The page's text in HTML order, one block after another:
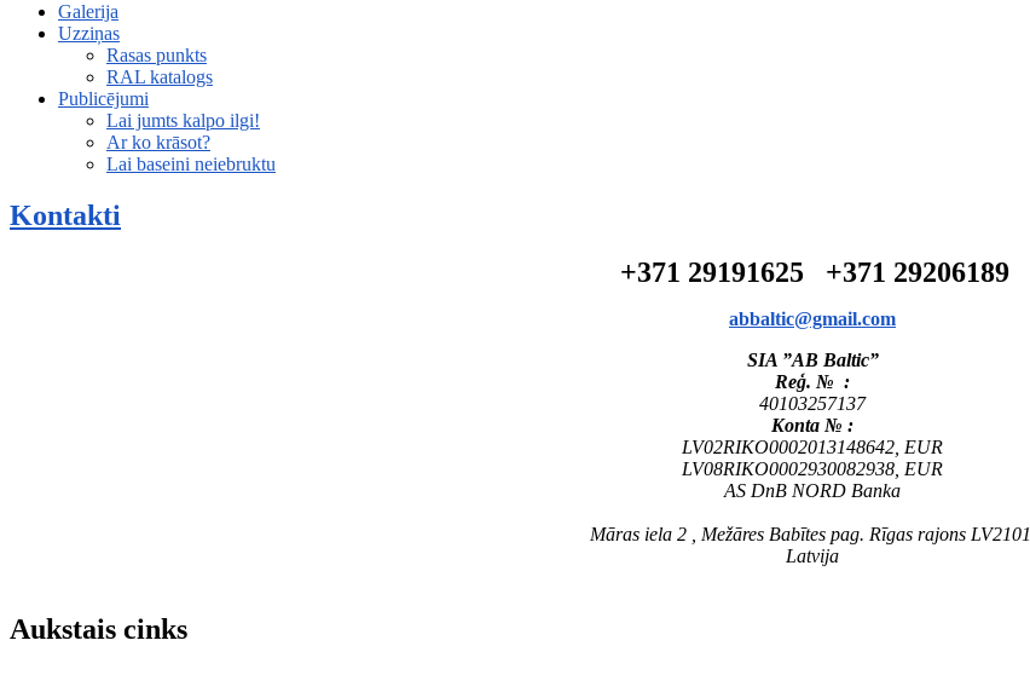
Galerija
Uzziņas
Rasas punkts
RAL katalogs
Publicējumi
Lai jumts kalpo ilgi!
Ar ko krāsot?
Lai baseini neiebruktu
Kontakti
+371 29191625 +371 29206189
abbaltic@gmail.com
SIA ”AB Baltic”
Reģ. № :
40103257137
Konta № :
LV02RIKO0002013148642, EUR
LV08RIKO0002930082938, EUR
AS DnB NORD Banka
Māras iela 2 , Mežāres Babītes pag. Rīgas rajons LV2101,
Latvija
Aukstais cinks